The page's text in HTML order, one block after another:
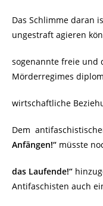
Das Schlimme daran
ungestraft agieren
sogenannte freie und
Mörderregimes
wirtschaftliche
Dem
Anfängen!“ müsste
das Laufende!“
Antifaschisten auch